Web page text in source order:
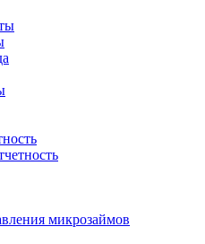
микрозаймов